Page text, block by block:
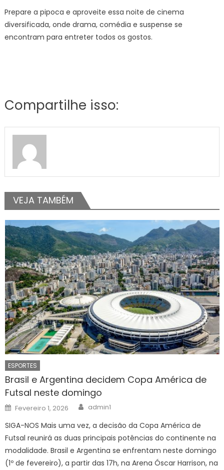
Prepare a pipoca e aproveite essa noite de cinema
diversificada, onde drama, comédia e suspense se
encontram para entreter todos os gostos.
Compartilhe isso:
VEJA TAMBÉM
ESPORTES
Brasil e Argentina decidem Copa América de
Futsal neste domingo
Posted
on
Fevereiro 1, 2026 Author
admin1
SIGA-NOS Mais uma vez, a decisão da Copa América de
Futsal reunirá as duas principais potências do continente na
modalidade. Brasil e Argentina se enfrentam neste domingo
(1º de fevereiro), a partir das 17h, na Arena Óscar Harrison, na